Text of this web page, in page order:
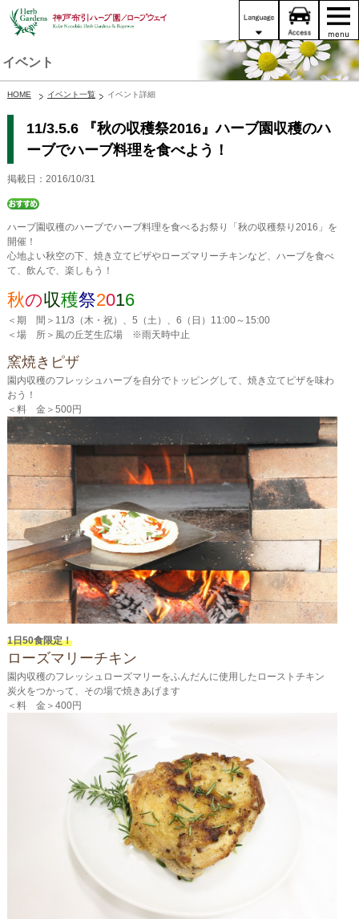
イベント
HOME イベント一覧 イベント詳細
11/3.5.6 『秋の収穫祭2016』ハーブ園収穫のハ
ーブでハーブ料理を食べよう！
掲載日：2016/10/31
ハーブ園収穫のハーブでハーブ料理を食べるお祭り「秋の収穫祭り2016」を
開催！
心地よい秋空の下、焼き立てピザやローズマリーチキンなど、ハーブを食べ
て、飲んで、楽しもう！
秋の収穫祭2016
＜期 間＞11/3（木・祝）、5（土）、6（日）11:00～15:00
＜場 所＞風の丘芝生広場 ※雨天時中止
窯焼きピザ
園内収穫のフレッシュハーブを自分でトッピングして、焼き立てピザを味わ
おう！
＜料 金＞500円
1日50食限定！
ローズマリーチキン
園内収穫のフレッシュローズマリーをふんだんに使用したローストチキン
炭火をつかって、その場で焼きあげます
＜料 金＞400円